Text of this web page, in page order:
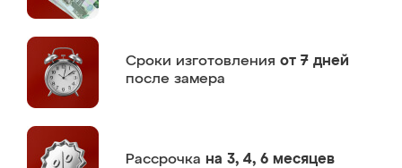
Сроки изготовления от 7 дней
после замера
Рассрочка на 3, 4, 6 месяцев